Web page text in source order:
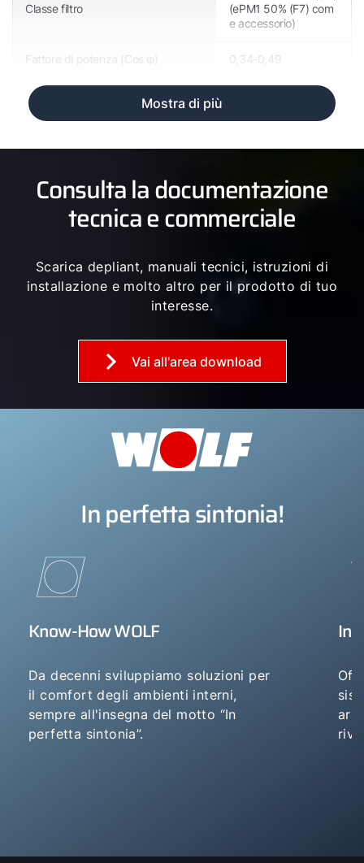
Classe filtro
(ePM1 50% (F7) com
e accessorio)
Fattore di potenza (Cos φ) 0,34-0,49
Mostra di più
Consulta la documentazione
tecnica e commerciale
Scarica depliant, manuali tecnici, istruzioni di
installazione e molto altro per il prodotto di tuo
interesse.
Vai all'area download
In perfetta sintonia!
Know-How WOLF
Da decenni sviluppiamo soluzioni per
il comfort degli ambienti interni,
sempre all'insegna del motto “In
perfetta sintonia”.